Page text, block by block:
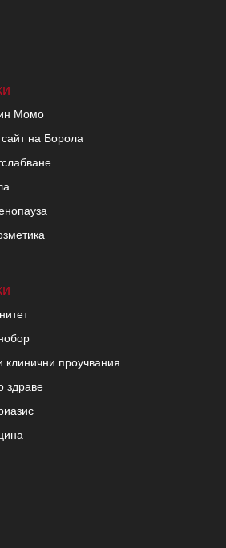
Момо
на Борола
клинични проучвания
здраве